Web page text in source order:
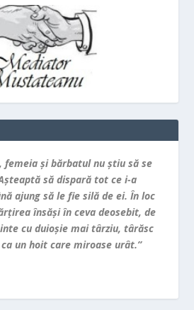
femeia şi bărbatul nu ştiu să se
să dispară tot ce i-a
ajung să le fie silă de ei. În loc
însăşi în ceva deosebit, de
cu duioşie mai târziu, târăsc
un hoit care miroase urât.”